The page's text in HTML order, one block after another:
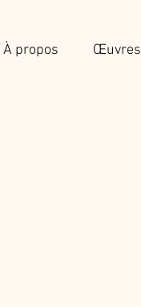
À propos Œuvres